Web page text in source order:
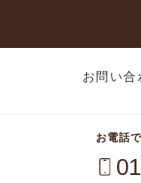
お問い合
お電話